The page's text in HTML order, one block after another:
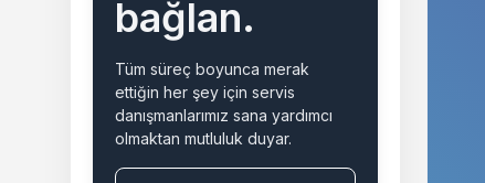
bağlan.
Tüm süreç boyunca merak
ettiğin her şey için servis
danışmanlarımız sana yardımcı
olmaktan mutluluk duyar.